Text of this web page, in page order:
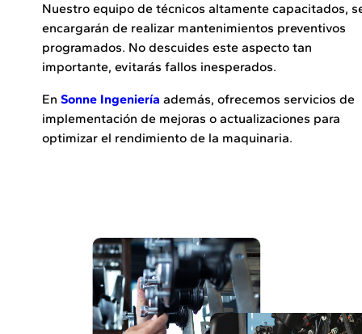
Nuestro equipo de técnicos altamente capacitados,
encargarán de realizar mantenimientos preventivos
programados. No descuides este aspecto tan
importante, evitarás fallos inesperados.
En Sonne Ingeniería además, ofrecemos servicios de
implementación de mejoras o actualizaciones para
optimizar el rendimiento de la maquinaria.